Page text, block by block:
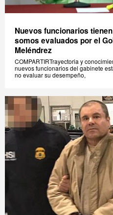
Nuevos funcionarios
somos evaluados por el
Meléndrez
COMPARTIRTrayectoria y
nuevos funcionarios del gabinete
no evaluar su desempeño,